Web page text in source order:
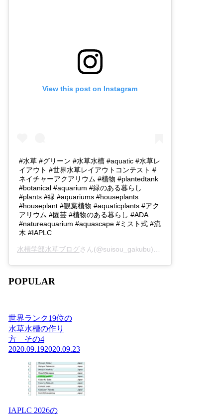
View this post on Instagram
#水草 #グリーン #水草水槽 #aquatic #水草レ
イアウト #世界水草レイアウトコンテスト #
ネイチャーアクアリウム #植物 #plantedtank
#botanical #aquarium #緑のある暮らし
#plants #緑 #aquariums #houseplants
#houseplant #観葉植物 #aquaticplants #アク
アリウム #園芸 #植物のある暮らし #ADA
#natureaquarium #aquascape #ミスト式 #流
木 #IAPLC
水槽学部水草ブログさん(@suisou_gakubu)がシェアした投稿 -
POPULAR
世界ランク19位の
水草水槽の作り
方 その4
2020.09.192020.09.23
IAPLC 2026の